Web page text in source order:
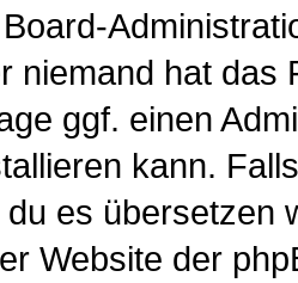
niemand hat das
ggf. einen
kann.
es übersetzen
Website der